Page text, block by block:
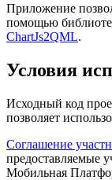
Приложение
помощью
ChartJs2QML.
Условия
Исходный код
позволяет
Соглашение
предоставляемые
Мобильная